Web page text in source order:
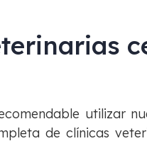
utilizar
de clínicas